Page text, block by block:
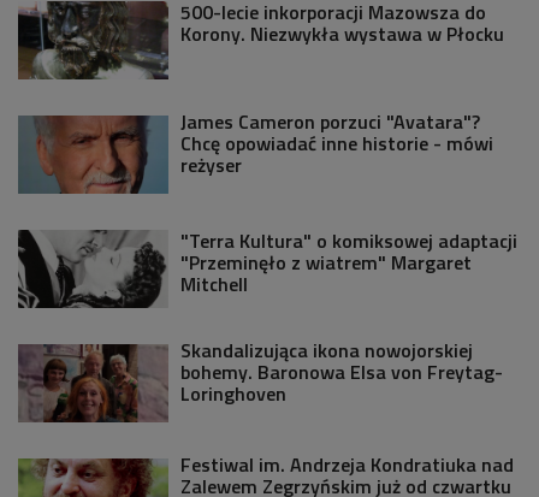
500-lecie inkorporacji Mazowsza do
Korony. Niezwykła wystawa w Płocku
James Cameron porzuci "Avatara"?
Chcę opowiadać inne historie - mówi
reżyser
"Terra Kultura" o komiksowej adaptacji
"Przeminęło z wiatrem" Margaret
Mitchell
Skandalizująca ikona nowojorskiej
bohemy. Baronowa Elsa von Freytag-
Loringhoven
Festiwal im. Andrzeja Kondratiuka nad
Zalewem Zegrzyńskim już od czwartku